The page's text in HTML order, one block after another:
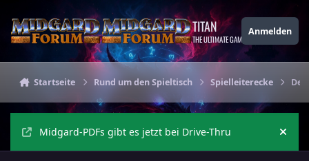
TITAN
THE ULTIMATE GAMING THEME
Anmelden
Startseite Rund um den Spieltisch Spielleiterecke Der
Midgard-PDFs gibt es jetzt bei Drive-Thru